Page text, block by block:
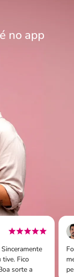
no app
Fico
sorte a